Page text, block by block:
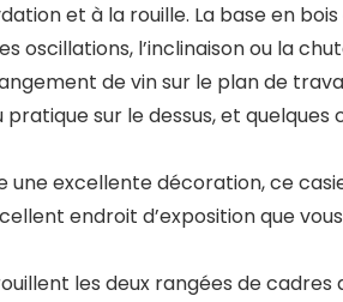
et à la rouille. La base en
oscillations, l’inclinaison ou la
de vin sur le plan de
sur le dessus, et
une excellente décoration, ce
endroit d’exposition que
les deux rangées de